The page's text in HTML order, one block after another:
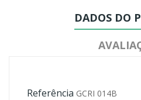
DADOS DO
Referência GCRI 014B